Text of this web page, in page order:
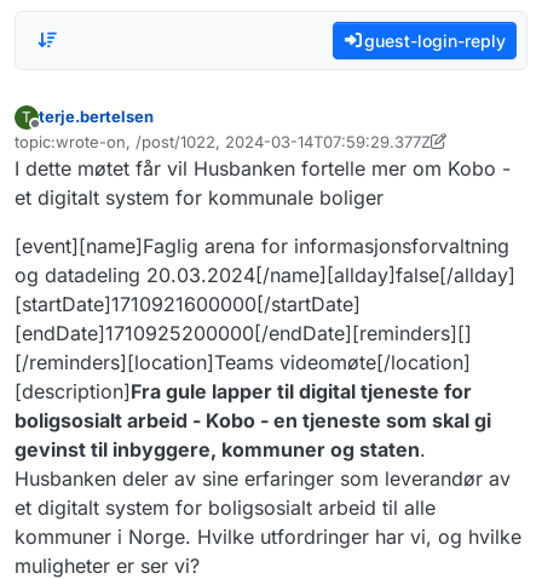
guest-login-reply
T
Frakoblet
terje.bertelsen
topic:wrote-on, /post/1022, 2024-03-14T07:59:29.377Z
Sist endret av terje.bertelsen
I dette møtet får vil Husbanken fortelle mer om Kobo -
et digitalt system for kommunale boliger
[event][name]Faglig arena for informasjonsforvaltning
og datadeling 20.03.2024[/name][allday]false[/allday]
[startDate]1710921600000[/startDate]
[endDate]1710925200000[/endDate][reminders][]
[/reminders][location]Teams videomøte[/location]
[description]Fra gule lapper til digital tjeneste for
boligsosialt arbeid - Kobo - en tjeneste som skal gi
gevinst til inbyggere, kommuner og staten.
Husbanken deler av sine erfaringer som leverandør av
et digitalt system for boligsosialt arbeid til alle
kommuner i Norge. Hvilke utfordringer har vi, og hvilke
muligheter er ser vi?